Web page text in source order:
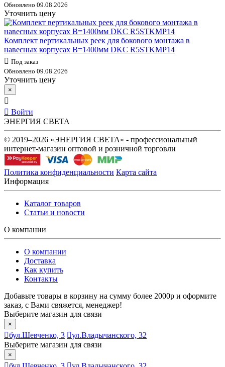
Обновлено 09.08.2026
Уточнить цену
Комплект вертикальных реек для бокового монтажа в
навесных корпусах В=1400мм DKC R5STKMP14
Под заказ
Обновлено 09.08.2026
Уточнить цену
×
Войти
ЭНЕРГИЯ СВЕТА
© 2019–2026 «ЭНЕРГИЯ СВЕТА» - профессиональный
интернет-магазин оптовой и розничной торговли
Политика конфиденциальности Карта сайта
Информация
Каталог товаров
Статьи и новости
О компании
О компании
Доставка
Как купить
Контакты
Добавьте товары в корзину на сумму более 2000р и оформите
заказ, с Вами свяжется, менеджер!
Выберите магазин для связи
×
бул.Шевченко, 3
ул.Владычанского, 32
Выберите магазин для связи
×